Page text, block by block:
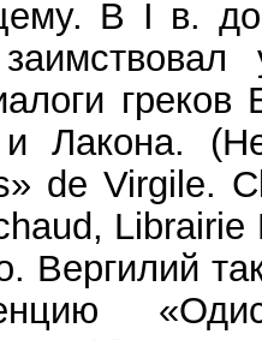
B I в.
грекoв
и Лакона.
de Virgile.
Вергилий